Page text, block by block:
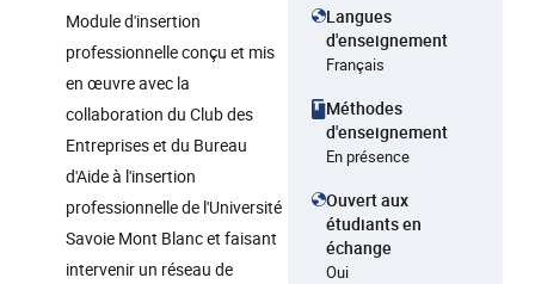
Module d'insertion
professionnelle conçu et mis
en œuvre avec la
collaboration du Club des
Entreprises et du Bureau
d'Aide à l'insertion
professionnelle de l'Université
Savoie Mont Blanc et faisant
intervenir un réseau de
Langues
d'enseignement
Français
Méthodes
d'enseignement
En présence
Ouvert aux
étudiants en
échange
Oui